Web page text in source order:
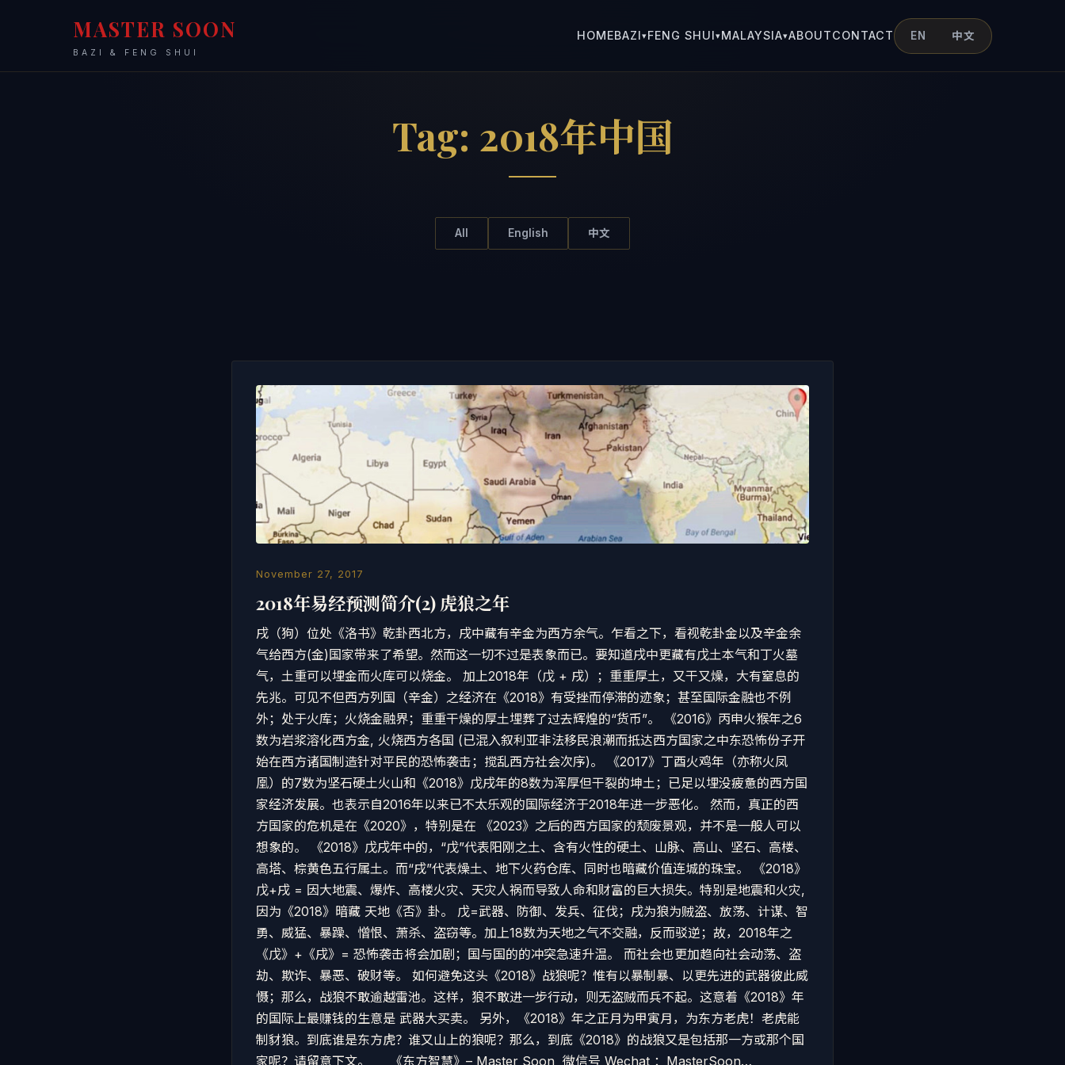
MASTER SOON
BAZI & FENG SHUI
HOMEBAZI▾FENG SHUI▾MALAYSIA▾ABOUTCONTACT EN 中文
Tag: 2018年中国
All English 中文
November 27, 2017
2018年易经预测简介(2) 虎狼之年
戌（狗）位处《洛书》乾卦西北方，戌中藏有辛金为西方余气。乍看之下，看视乾卦金以及辛金余
气给西方(金)国家带来了希望。然而这一切不过是表象而已。要知道戌中更藏有戊土本气和丁火墓
气，土重可以埋金而火库可以烧金。 加上2018年（戊 + 戌）；重重厚土，又干又燥，大有窒息的
先兆。可见不但西方列国（辛金）之经济在《2018》有受挫而停滞的迹象；甚至国际金融也不例
外；处于火库；火烧金融界；重重干燥的厚土埋葬了过去辉煌的“货币”。 《2016》丙申火猴年之6
数为岩浆溶化西方金, 火烧西方各国 (已混入叙利亚非法移民浪潮而抵达西方国家之中东恐怖份子开
始在西方诸国制造针对平民的恐怖袭击；搅乱西方社会次序)。 《2017》丁酉火鸡年（亦称火凤
凰）的7数为坚石硬土火山和《2018》戊戌年的8数为浑厚但干裂的坤土；已足以埋没疲惫的西方国
家经济发展。也表示自2016年以来已不太乐观的国际经济于2018年进一步恶化。 然而，真正的西
方国家的危机是在《2020》，特别是在 《2023》之后的西方国家的颓废景观，并不是一般人可以
想象的。 《2018》戊戌年中的，“戊”代表阳刚之土、含有火性的硬土、山脉、高山、坚石、高楼、
高塔、棕黄色五行属土。而“戌”代表燥土、地下火药仓库、同时也暗藏价值连城的珠宝。 《2018》
戊+戌 = 因大地震、爆炸、高楼火灾、天灾人祸而导致人命和财富的巨大损失。特别是地震和火灾,
因为《2018》暗藏 天地《否》卦。 戊=武器、防御、发兵、征伐；戌为狼为贼盗、放荡、计谋、智
勇、威猛、暴躁、憎恨、萧杀、盗窃等。加上18数为天地之气不交融，反而驳逆；故，2018年之
《戊》+《戌》= 恐怖袭击将会加剧；国与国的的冲突急速升温。 而社会也更加趋向社会动荡、盗
劫、欺诈、暴恶、破财等。 如何避免这头《2018》战狼呢？惟有以暴制暴、以更先进的武器彼此威
慑；那么，战狼不敢逾越雷池。这样，狼不敢进一步行动，则无盗贼而兵不起。这意着《2018》年
的国际上最赚钱的生意是 武器大买卖。 另外，《2018》年之正月为甲寅月，为东方老虎！老虎能
制豺狼。到底谁是东方虎？谁又山上的狼呢？那么，到底《2018》的战狼又是包括那一方或那个国
家呢？请留意下文。 《东方智慧》– Master Soon 微信号 Wechat ：MasterSoon…